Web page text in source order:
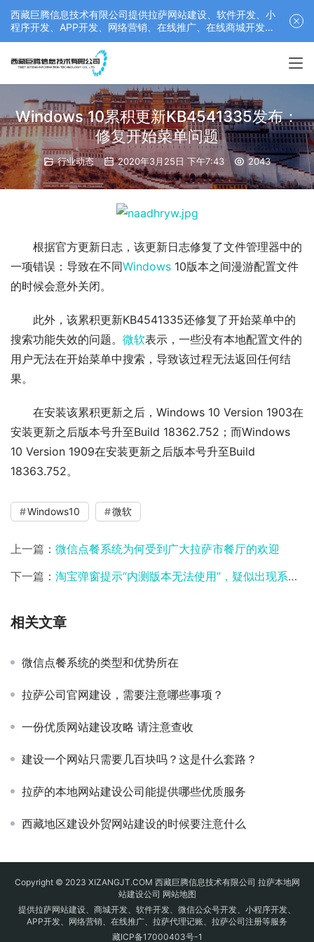
西藏巨腾信息技术有限公司提供拉萨网站建设、软件开发、小
程序开发、APP开发、网络营销、在线推广、在线商城开发等
服务，联系电话： 17689511878
Windows 10累积更新KB4541335发布：
修复开始菜单问题
行业动态 2020年3月25日 下午7:43 2043
根据官方更新日志，该更新日志修复了文件管理器中的
一项错误：导致在不同Windows 10版本之间漫游配置文件
的时候会意外关闭。
此外，该累积更新KB4541335还修复了开始菜单中的
搜索功能失效的问题。 微软表示，一些没有本地配置文件的
用户无法在开始菜单中搜索，导致该过程无法返回任何结
果。
在安装该累积更新之后，Windows 10 Version 1903在
安装更新之后版本号升至Build 18362.752；而Windows
10 Version 1909在安装更新之后版本号升至Build
18363.752。
Windows10 微软
上一篇： 微信点餐系统为何受到广大拉萨市餐厅的欢迎
下一篇： 淘宝弹窗提示“内测版本无法使用”，疑似出现系统故障
相关文章
微信点餐系统的类型和优势所在
拉萨公司官网建设，需要注意哪些事项？
一份优质网站建设攻略 请注意查收
建设一个网站只需要几百块吗？这是什么套路？
拉萨的本地网站建设公司能提供哪些优质服务
西藏地区建设外贸网站建设的时候要注意什么
Copyright © 2023 XIZANGJT.COM 西藏巨腾信息技术有限公司 拉萨本地网
站建设公司 网站地图
提供拉萨网站建设、商城开发、软件开发、微信公众号开发、小程序开发、
APP开发、网络营销、在线推广、拉萨代理记账、拉萨公司注册等服务
藏ICP备17000403号-1